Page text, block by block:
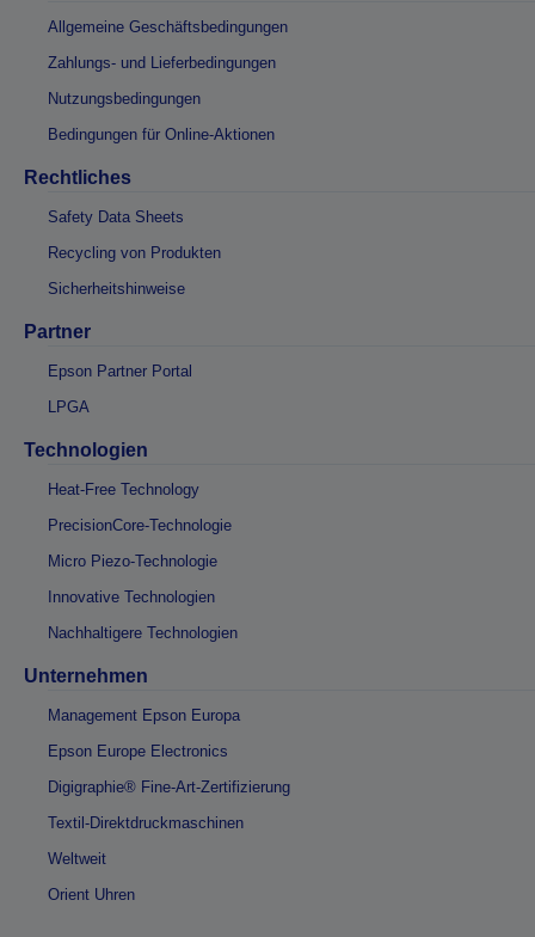
Allgemeine Geschäftsbedingungen
Zahlungs- und Lieferbedingungen
Nutzungsbedingungen
Bedingungen für Online-Aktionen
Rechtliches
Safety Data Sheets
Recycling von Produkten
Sicherheitshinweise
Partner
Epson Partner Portal
LPGA
Technologien
Heat-Free Technology
PrecisionCore-Technologie
Micro Piezo-Technologie
Innovative Technologien
Nachhaltigere Technologien
Unternehmen
Management Epson Europa
Epson Europe Electronics
Digigraphie® Fine-Art-Zertifizierung
Textil-Direktdruckmaschinen
Weltweit
Orient Uhren